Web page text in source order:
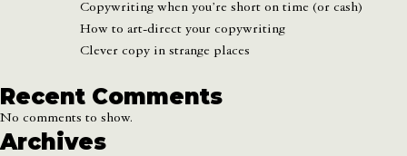
Copywriting when you’re short on time (or cash)
How to art-direct your copywriting
Clever copy in strange places
Recent Comments
No comments to show.
Archives